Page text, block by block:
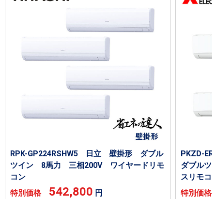
RPK-GP224RSHW5 日立 壁掛形 ダブル
ツイン 8馬力 三相200V ワイヤードリモ
コン
特別価格 542,800 円
PKZD-
ダブル
スリモコ
特別価